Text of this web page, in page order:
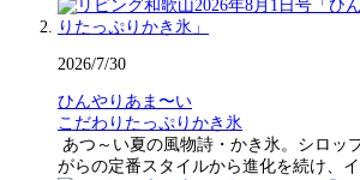
2026/7/30
ひんやりあま〜い
こだわりたっぷりかき氷
あつ～い夏の風物詩・かき氷。シロッ
がらの定番スタイルから進化を続け、